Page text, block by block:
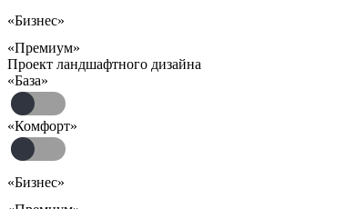
«Бизнес»
«Премиум»
Проект ландшафтного дизайна
«База»
«Комфорт»
«Бизнес»